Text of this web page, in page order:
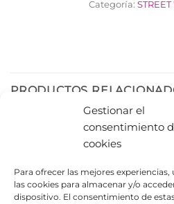
Gestionar el
consentimiento
cookies
Para ofrecer las mejores
las cookies para almacenar y/o
dispositivo. El consentimiento de
Categoría:
PRODUCTOS